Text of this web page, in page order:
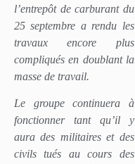
l’entrepôt de carburant du
25 septembre a rendu les
travaux encore plus
compliqués en doublant la
masse de travail.
Le groupe continuera à
fonctionner tant qu’il y
aura des militaires et des
civils tués au cours des